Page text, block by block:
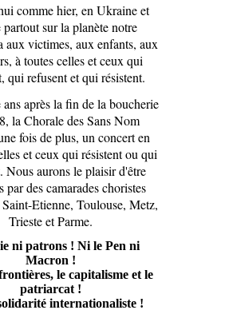
comme hier, en Ukraine et
partout sur la planète notre
aux victimes, aux enfants, aux
à toutes celles et ceux qui
qui refusent et qui résistent.
après la fin de la boucherie
la Chorale des Sans Nom
fois de plus, un concert en
et ceux qui résistent ou qui
Nous aurons le plaisir d'être
par des camarades choristes
Saint-Etienne, Toulouse, Metz,
Trieste et Parme.
ni patrons ! Ni le Pen ni
Macron !
le capitalisme et le
patriarcat !
internationaliste !